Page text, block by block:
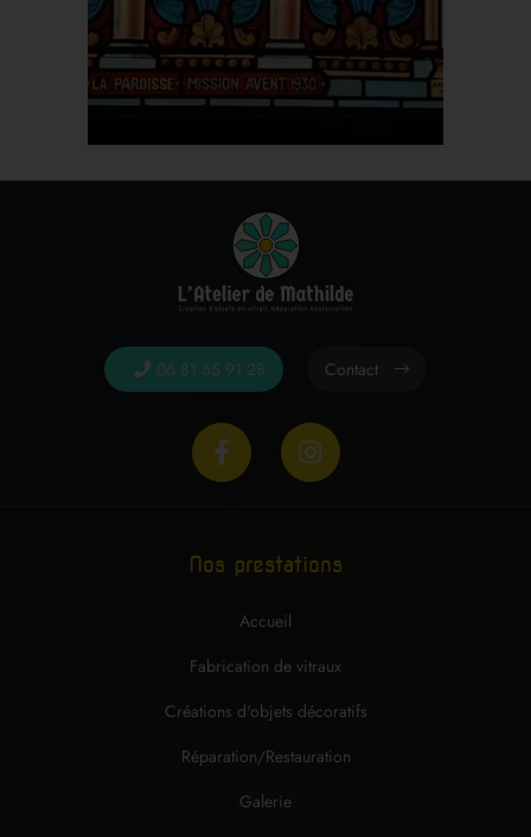
06 81 65 91 28 Contact
Nos prestations
Accueil
Fabrication de vitraux
Créations d'objets décoratifs
Réparation/Restauration
Galerie